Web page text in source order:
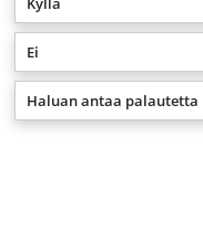
Ei
Haluan antaa palautetta